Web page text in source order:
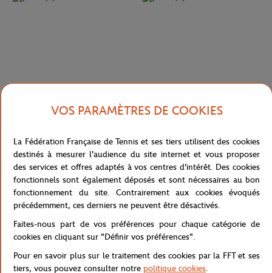
Jupe Ramasseuse femme Lacoste x
Roland-Garros - Blanc
T-shirt Performance homme Lacoste
x Roland-Garros - Vert
VOS PARAMÈTRES DE COOKIES
La Fédération Française de Tennis et ses tiers utilisent des cookies
destinés à mesurer l'audience du site internet et vous proposer
des services et offres adaptés à vos centres d'intérêt. Des cookies
fonctionnels sont également déposés et sont nécessaires au bon
fonctionnement du site. Contrairement aux cookies évoqués
précédemment, ces derniers ne peuvent être désactivés.
Faites-nous part de vos préférences pour chaque catégorie de
cookies en cliquant sur "Définir vos préférences".
Pour en savoir plus sur le traitement des cookies par la FFT et ses
tiers, vous pouvez consulter notre politique cookies.